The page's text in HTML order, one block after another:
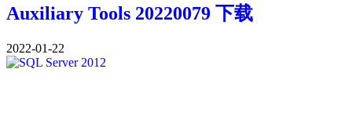
Auxiliary Tools 20220079 下载
2022-01-22